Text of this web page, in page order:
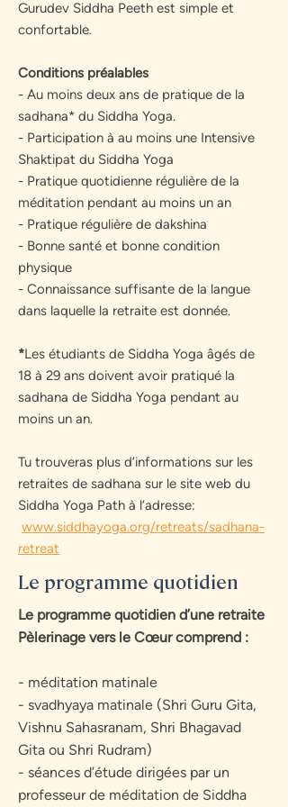
Gurudev Siddha Peeth est simple et
confortable.
Conditions préalables
- Au moins deux ans de pratique de la
sadhana* du Siddha Yoga.
- Participation à au moins une Intensive
Shaktipat du Siddha Yoga
- Pratique quotidienne régulière de la
méditation pendant au moins un an
- Pratique régulière de dakshina
- Bonne santé et bonne condition
physique
- Connaissance suffisante de la langue
dans laquelle la retraite est donnée.
*Les étudiants de Siddha Yoga âgés de
18 à 29 ans doivent avoir pratiqué la
sadhana de Siddha Yoga pendant au
moins un an.
Tu trouveras plus d’informations sur les
retraites de sadhana sur le site web du
Siddha Yoga Path à l’adresse:
www.siddhayoga.org/retreats/sadhana-
retreat
Le programme quotidien
Le programme quotidien d’une retraite
Pèlerinage vers le Cœur comprend :
- méditation matinale
- svadhyaya matinale (Shri Guru Gita,
Vishnu Sahasranam, Shri Bhagavad
Gita ou Shri Rudram)
- séances d’étude dirigées par un
professeur de méditation de Siddha